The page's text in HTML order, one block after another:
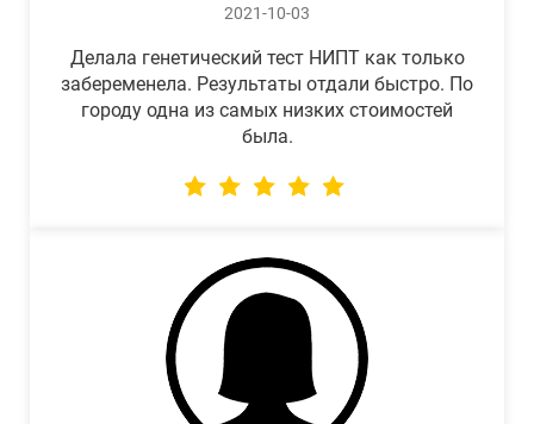
2021-10-03
Делала генетический тест НИПТ как только
забеременела. Результаты отдали быстро. По
городу одна из самых низких стоимостей
была.